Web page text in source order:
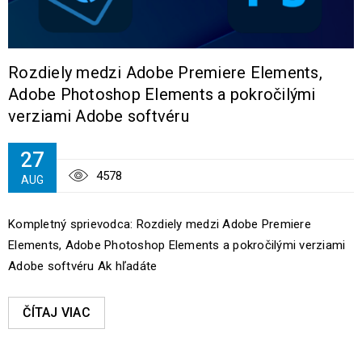
Rozdiely medzi Adobe Premiere Elements,
Adobe Photoshop Elements a pokročilými
verziami Adobe softvéru
27
AUG 4578
Kompletný sprievodca: Rozdiely medzi Adobe Premiere
Elements, Adobe Photoshop Elements a pokročilými verziami
Adobe softvéru Ak hľadáte
ČÍTAJ VIAC